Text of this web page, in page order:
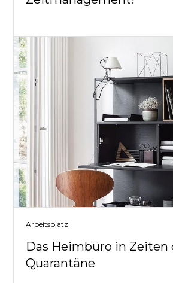
Arbeitsplatz
Das Heimbüro in Zeiten
Quarantäne